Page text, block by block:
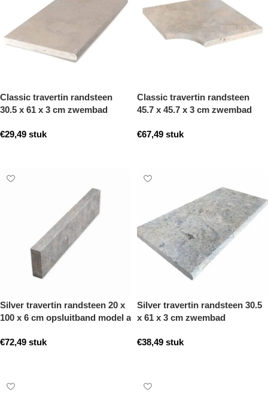
Classic travertin randsteen
30.5 x 61 x 3 cm zwembad
€29,49 stuk
Classic travertin randsteen
45.7 x 45.7 x 3 cm zwembad
€67,49 stuk
Silver travertin randsteen 20 x
100 x 6 cm opsluitband model a
€72,49 stuk
Silver travertin randsteen 30.5
x 61 x 3 cm zwembad
€38,49 stuk